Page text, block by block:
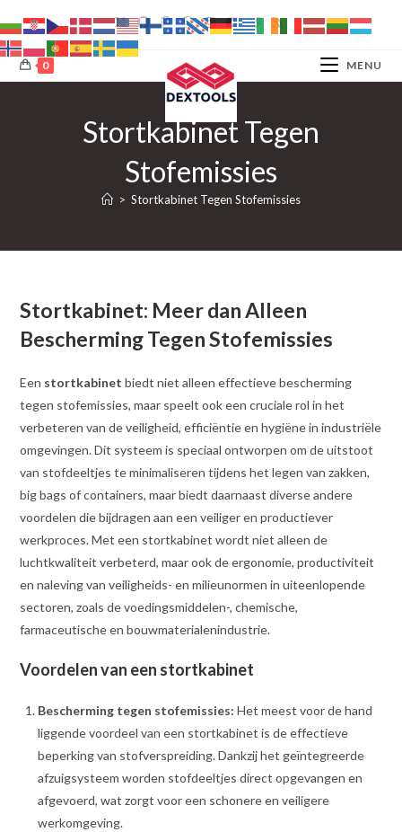
naar
inhoud
0 MENU
Stortkabinet Tegen
Stofemissies
> Stortkabinet Tegen Stofemissies
Stortkabinet: Meer dan Alleen
Bescherming Tegen Stofemissies
Een stortkabinet biedt niet alleen effectieve bescherming
tegen stofemissies, maar speelt ook een cruciale rol in het
verbeteren van de veiligheid, efficiëntie en hygiëne in industriële
omgevingen. Dit systeem is speciaal ontworpen om de uitstoot
van stofdeeltjes te minimaliseren tijdens het legen van zakken,
big bags of containers, maar biedt daarnaast diverse andere
voordelen die bijdragen aan een veiliger en productiever
werkproces. Met een stortkabinet wordt niet alleen de
luchtkwaliteit verbeterd, maar ook de ergonomie, productiviteit
en naleving van veiligheids- en milieunormen in uiteenlopende
sectoren, zoals de voedingsmiddelen-, chemische,
farmaceutische en bouwmaterialenindustrie.
Voordelen van een stortkabinet
Bescherming tegen stofemissies: Het meest voor de hand
liggende voordeel van een stortkabinet is de effectieve
beperking van stofverspreiding. Dankzij het geïntegreerde
afzuigsysteem worden stofdeeltjes direct opgevangen en
afgevoerd, wat zorgt voor een schonere en veiligere
werkomgeving.